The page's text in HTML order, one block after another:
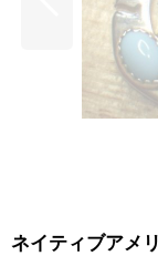
ネイティブアメ